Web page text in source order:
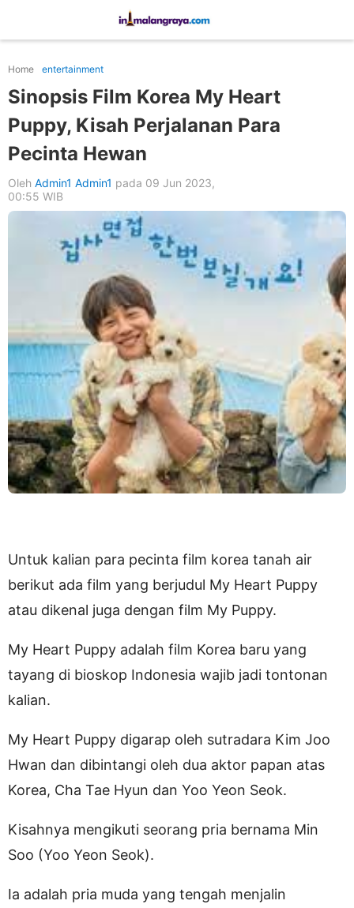
Home entertainment
Sinopsis Film Korea My Heart
Puppy, Kisah Perjalanan Para
Pecinta Hewan
Oleh Admin1 Admin1 pada 09 Jun 2023,
00:55 WIB
Untuk kalian para pecinta film korea tanah air
berikut ada film yang berjudul My Heart Puppy
atau dikenal juga dengan film My Puppy.
My Heart Puppy adalah film Korea baru yang
tayang di bioskop Indonesia wajib jadi tontonan
kalian.
My Heart Puppy digarap oleh sutradara Kim Joo
Hwan dan dibintangi oleh dua aktor papan atas
Korea, Cha Tae Hyun dan Yoo Yeon Seok.
Kisahnya mengikuti seorang pria bernama Min
Soo (Yoo Yeon Seok).
Ia adalah pria muda yang tengah menjalin